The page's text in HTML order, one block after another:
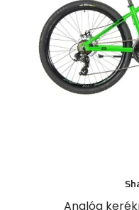
Analóg